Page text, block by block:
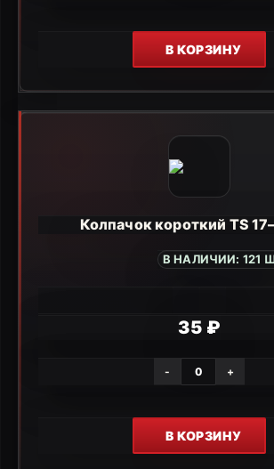
В КОРЗИНУ
Колпачок короткий TS
В НАЛИЧИИ: 121
35 ₽
- +
В КОРЗИНУ